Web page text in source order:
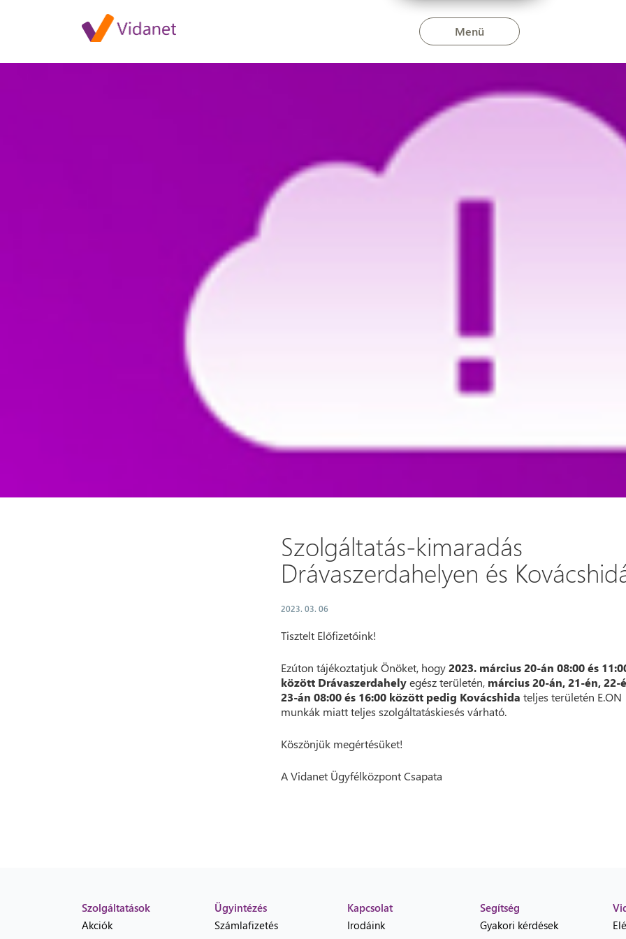
Menü
Szolgáltatás-kimaradás Drávaszerdahelyen és Kovácshidán
Szolgáltatás-kimaradás
Drávaszerdahelyen és
2023. 03. 06
Tisztelt Előfizetőink!
Ezúton tájékoztatjuk Önöket, hogy2023. március 20-án 08:00 és
között Drávaszerdahelyegész területén, március 20-án, 21-én, 22-
23-án 08:00 és 16:00 között pedig Kovácshida teljes területén E.ON
munkák miatt teljes szolgáltatáskiesés várható.
Köszönjük megértésüket!
A Vidanet Ügyfélközpont Csapata
Szolgáltatások
Akciók
Ügyintézés
Számlafizetés
Kapcsolat
Irodáink
Segítség
Gyakori kérdések